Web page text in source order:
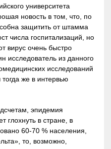
университета
новость в том, что, по
защитить от штамма
числа госпитализаций, но
вирус очень быстро
исследователь из данного
исследований
же в интервью
эпидемия
глохнуть в стране, в
60-70 % населения,
то, возможно,